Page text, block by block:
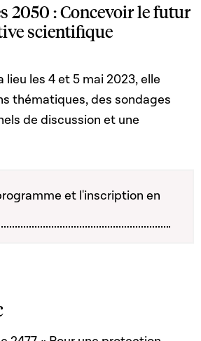
2050 : Concevoir le futur
scientifique
lieu les 4 et 5 mai 2023, elle
thématiques, des sondages
de discussion et une
et l'inscription en